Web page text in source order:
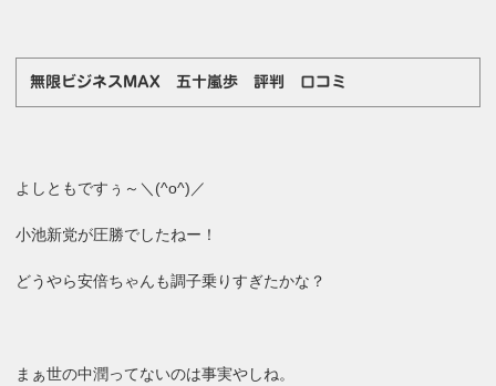
無限ビジネスMAX 五十嵐歩 評判 口コミ
よしともですぅ～＼(^o^)／
小池新党が圧勝でしたねー！
どうやら安倍ちゃんも調子乗りすぎたかな？
まぁ世の中潤ってないのは事実やしね。